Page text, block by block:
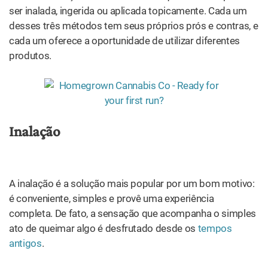
antigos.
Quando a cannabis é inalada, seus gases entram
diretamente nos pulmões, sendo absorvidos pela
instantaneamente, uma conveniência que torna a inalação
quase universalmente popular.
Produtos para inalação
existem vários produtos específicos para fazê-la. Esses
vaporizar.
Os métodos usados para fumar a maconha são os mais
antigos entre as duas categorias e talvez também sejam
mais diversos. Ela pode ser fumada de várias maneiras: